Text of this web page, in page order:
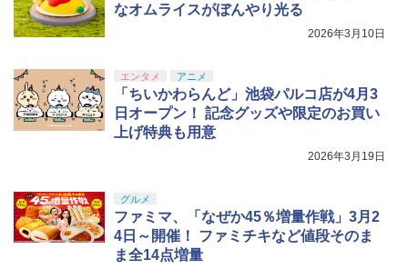
なオムライスがぼんやり光る
2026年3月10日
エンタメ アニメ
「ちいかわらんど」池袋パルコ店が4月3
日オープン！ 記念グッズや限定のお買い
上げ特典も用意
2026年3月19日
グルメ
ファミマ、「なぜか45％増量作戦」3月2
4日～開催！ ファミチキなど値段そのま
ま全14点増量